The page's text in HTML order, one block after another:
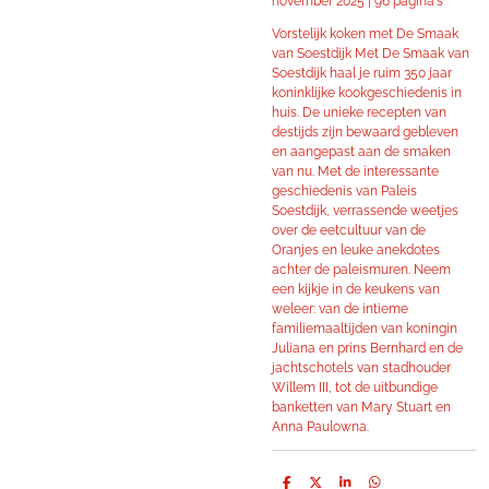
Vorstelijk koken met De Smaak
van Soestdijk Met De Smaak van
Soestdijk haal je ruim 350 jaar
koninklijke kookgeschiedenis in
huis. De unieke recepten van
destijds zijn bewaard gebleven
en aangepast aan de smaken
van nu. Met de interessante
geschiedenis van Paleis
Soestdijk, verrassende weetjes
over de eetcultuur van de
Oranjes en leuke anekdotes
achter de paleismuren. Neem
een kijkje in de keukens van
weleer: van de intieme
familiemaaltijden van koningin
Juliana en prins Bernhard en de
jachtschotels van stadhouder
Willem III, tot de uitbundige
banketten van Mary Stuart en
Anna Paulowna.